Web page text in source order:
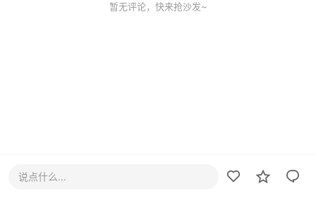
暂无评论，快来抢沙发~
说点什么...